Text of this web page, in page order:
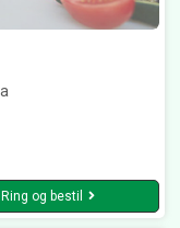
Ring og bestil